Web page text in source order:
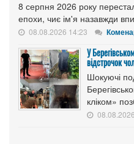
8 серпня 2026 року
епохи, чиє ім'я назавжди
08.08.2026 14:23
У
відстрочок
Шокуючі
кліком»